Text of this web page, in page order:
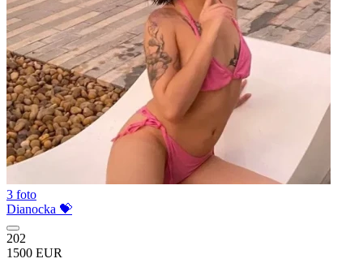
3 foto
Dianocka 💝
202
1500 EUR